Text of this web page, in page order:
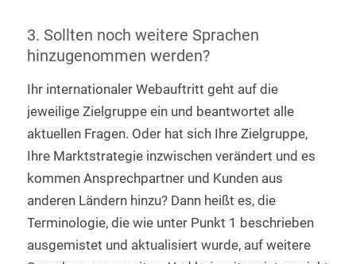
3. Sollten noch weitere Sprachen
hinzugenommen werden?
Ihr internationaler Webauftritt geht auf die
jeweilige Zielgruppe ein und beantwortet alle
aktuellen Fragen. Oder hat sich Ihre Zielgruppe,
Ihre Marktstrategie inzwischen verändert und es
kommen Ansprechpartner und Kunden aus
anderen Ländern hinzu? Dann heißt es, die
Terminologie, die wie unter Punkt 1 beschrieben
ausgemistet und aktualisiert wurde, auf weitere